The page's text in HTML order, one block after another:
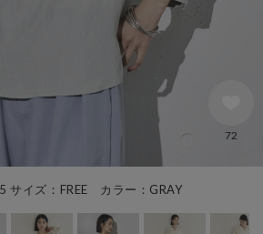
サイズ：FREE カラー：GRAY
72